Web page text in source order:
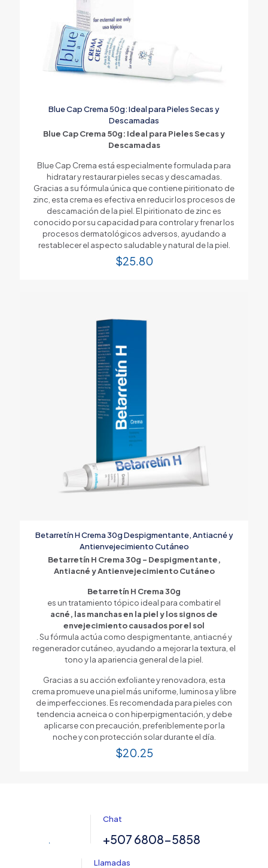
Blue Cap Crema 50g: Ideal para Pieles Secas y
Descamadas
Blue Cap Crema 50g: Ideal para Pieles Secas y
Descamadas
Blue Cap Crema está especialmente formulada para
hidratar y restaurar pieles secas y descamadas.
Gracias a su fórmula única que contiene piritionato de
zinc, esta crema es efectiva en reducir los procesos de
descamación de la piel. El piritionato de zinc es
conocido por su capacidad para controlar y frenar los
procesos dermatológicos adversos, ayudando a
restablecer el aspecto saludable y natural de la piel.
$25.80
Betarretín H Crema 30g Despigmentante, Antiacné y
Antienvejecimiento Cutáneo
Betarretín H Crema 30g – Despigmentante,
Antiacné y Antienvejecimiento Cutáneo
Betarretín H Crema 30g
es un tratamiento tópico ideal para combatir el
acné, las manchas en la piel y los signos de
envejecimiento causados por el sol
. Su fórmula actúa como despigmentante, antiacné y
regenerador cutáneo, ayudando a mejorar la textura, el
tono y la apariencia general de la piel.
Gracias a su acción exfoliante y renovadora, esta
crema promueve una piel más uniforme, luminosa y libre
de imperfecciones. Es recomendada para pieles con
tendencia acneica o con hiperpigmentación, y debe
aplicarse con precaución, preferiblemente por la
noche y con protección solar durante el día.
$20.25
Chat
+507 6808-5858
Llamadas